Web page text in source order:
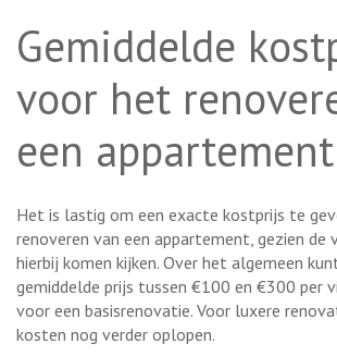
Gemiddelde
voor het
een appartement
Het is lastig om een exacte kostprijs te
renoveren van een appartement, gezien de
hierbij komen kijken. Over het algemeen
gemiddelde prijs tussen €100 en €300 per
voor een basisrenovatie. Voor luxere
kosten nog verder oplopen.